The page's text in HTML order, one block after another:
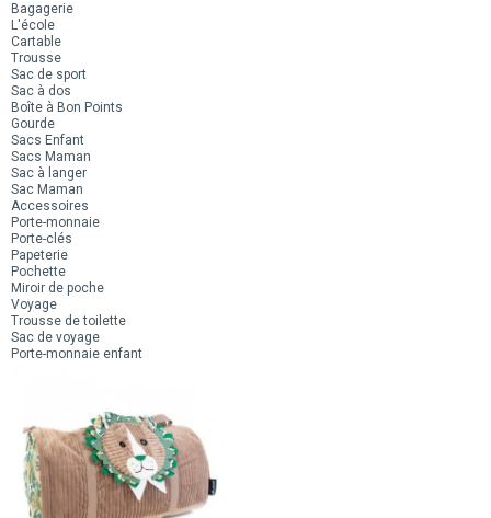
Bagagerie
L'école
Cartable
Trousse
Sac de sport
Sac à dos
Boîte à Bon Points
Gourde
Sacs Enfant
Sacs Maman
Sac à langer
Sac Maman
Accessoires
Porte-monnaie
Porte-clés
Papeterie
Pochette
Miroir de poche
Voyage
Trousse de toilette
Sac de voyage
Porte-monnaie enfant